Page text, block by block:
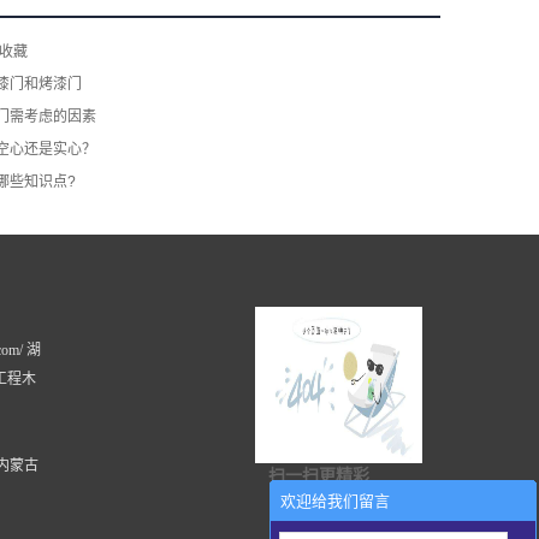
藏
门和烤漆门
需考虑的因素
心还是实心？
些知识点?
湖
程木
蒙古
扫一扫更精彩
欢迎给我们留言